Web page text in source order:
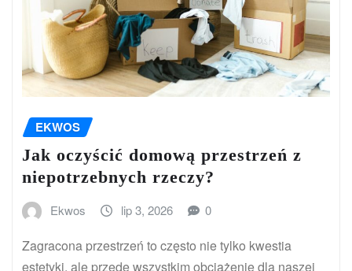
EKWOS
Jak oczyścić domową przestrzeń z
niepotrzebnych rzeczy?
Ekwos lip 3, 2026 0
Zagracona przestrzeń to często nie tylko kwestia
estetyki, ale przede wszystkim obciążenie dla naszej